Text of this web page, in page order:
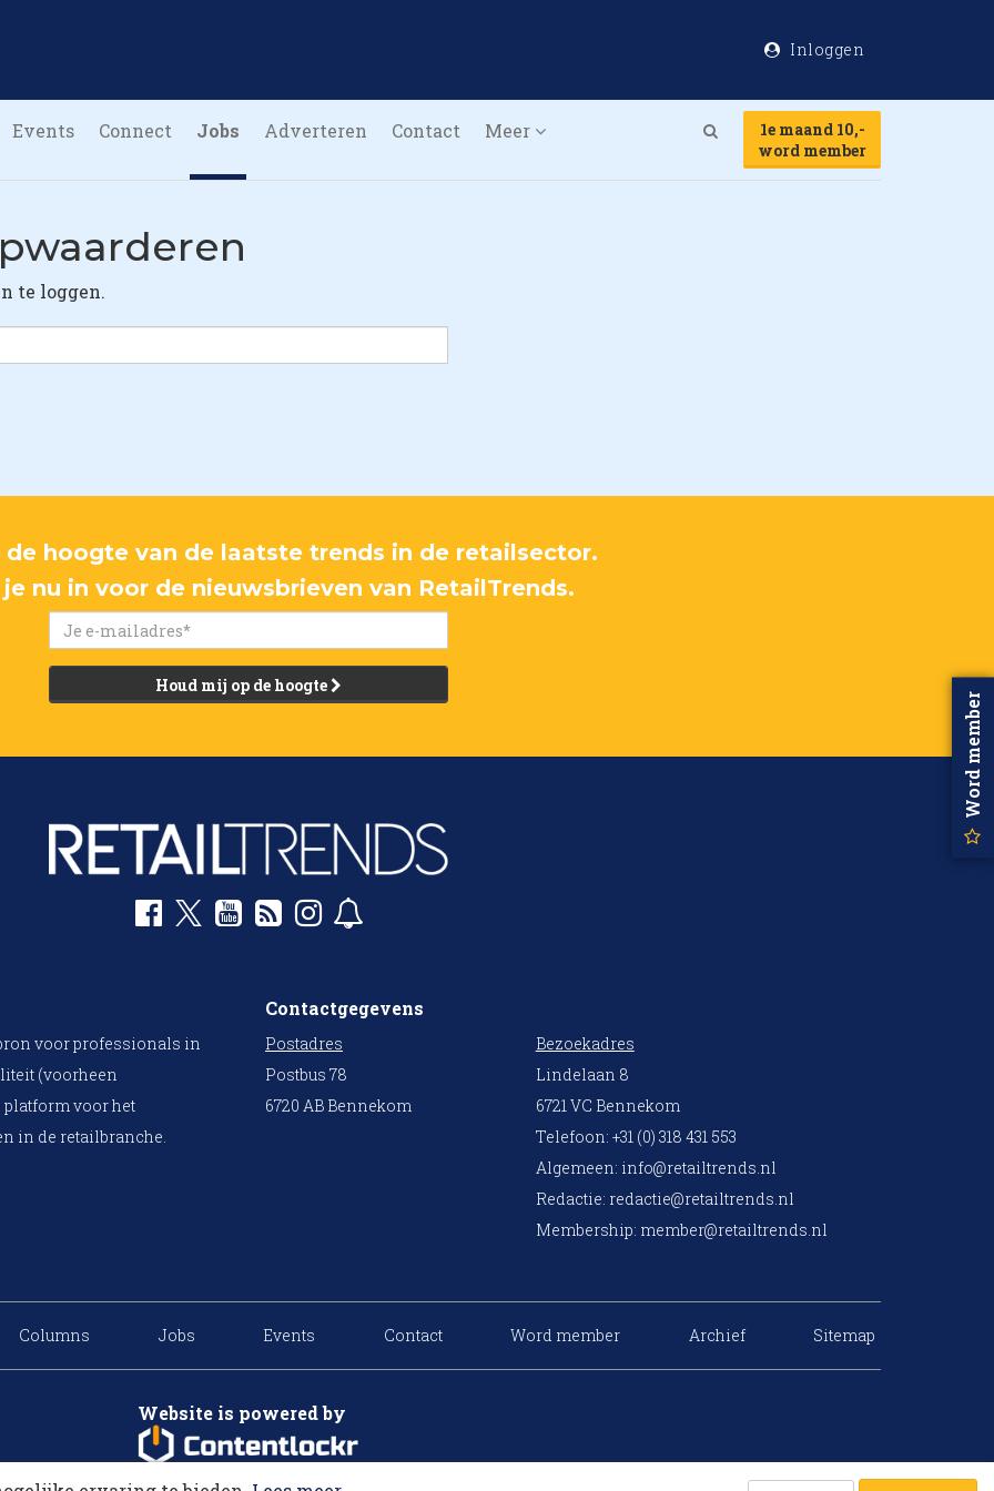
Inloggen
Events Connect Jobs Adverteren Contact Meer
1e maand 10,-
word member
te loggen.
hoogte van de laatste trends in de retailsector.
nu in voor de nieuwsbrieven van RetailTrends.
Houd mij op de hoogte
voor professionals in
(voorheen
voor het
in de retailbranche.
Contactgegevens
Postadres
Postbus 78
6720 AB Bennekom
Bezoekadres
Lindelaan 8
6721 VC Bennekom
Telefoon: +31 (0) 318 431 553
Algemeen: info@retailtrends.nl
Redactie: redactie@retailtrends.nl
Membership: member@retailtrends.nl
Columns Jobs Events Contact Word member Archief Sitemap
Website is powered by
Word member